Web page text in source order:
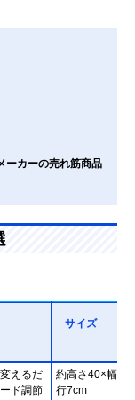
ーカーの売れ筋商品
サイズ
えるだ
ド調節
約高さ40×幅7×
行7cm